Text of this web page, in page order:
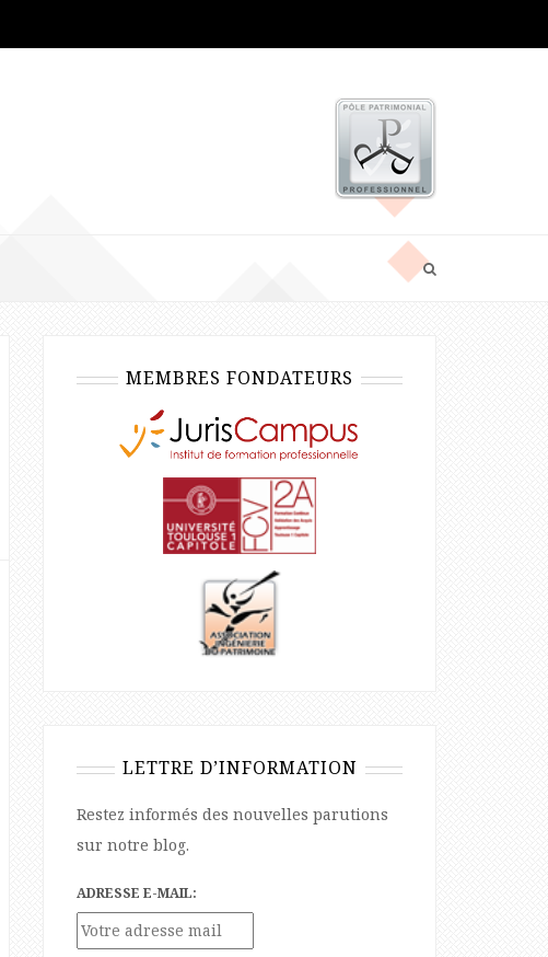
MEMBRES FONDATEURS
LETTRE D’INFORMATION
Restez informés des nouvelles parutions
sur notre blog.
ADRESSE E-MAIL: